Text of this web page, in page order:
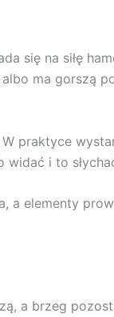
się na siłę
ma gorszą
praktyce
widać i to
a elementy
a brzeg